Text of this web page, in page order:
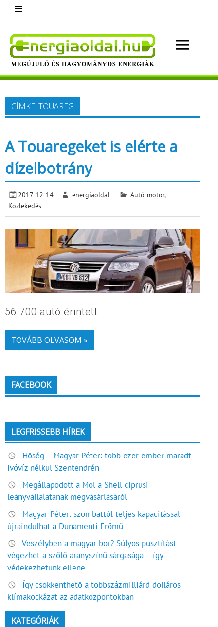
content
Megújuló és hagyományos energiák.
Minden, ami energia!
CÍMKE: TOUAREG
A Touaregeket is elérte a
dízelbotrány
2017-12-14 energiaoldal Autó-motor,
Közlekedés
56 700 autó érintett
TOVÁBB OLVASOM »
FACEBOOK
LEGFRISSEBB HÍREK
Hőség – Magyar Péter: több ezer ember maradt
ivóvíz nélkül Szentendrén
Megállapodott a Mol a Shell ciprusi
leányvállalatának megvásárlásáról
Magyar Péter: szombattól teljes kapacitással
újraindulhat a Dunamenti Erőmű
Veszélyben a magyar bor? Súlyos pusztítást
végezhet a szőlő aranyszínű sárgasága – így
védekezhetünk ellene
Így csökkenthető a többszázmilliárd dolláros
klímakockázat az adatközpontokban
KATEGÓRIÁK